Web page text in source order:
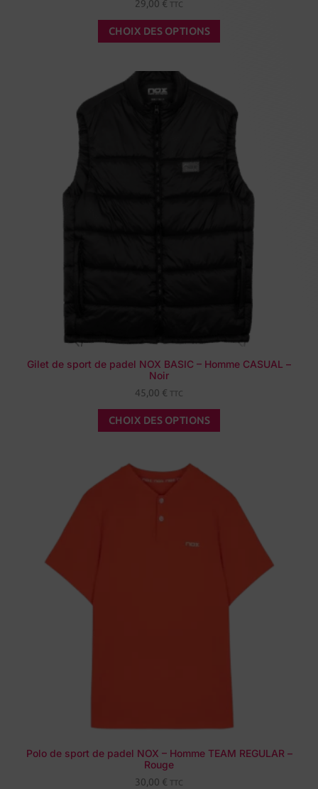
29,00 € TTC
CHOIX DES OPTIONS
Gilet de sport de padel NOX BASIC – Homme CASUAL –
Noir
45,00 € TTC
CHOIX DES OPTIONS
Polo de sport de padel NOX – Homme TEAM REGULAR –
Rouge
30,00 € TTC